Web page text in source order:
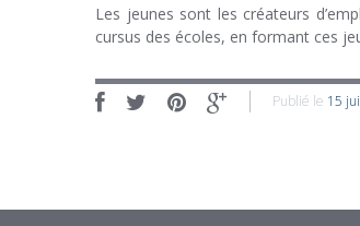
Les jeunes sont les créateurs
cursus des écoles, en formant ces
Publié le 15